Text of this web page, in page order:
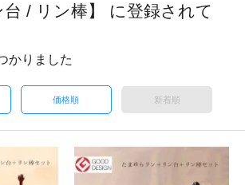
台 / リン棒】 に登録されて
かりました
価格順 新着順